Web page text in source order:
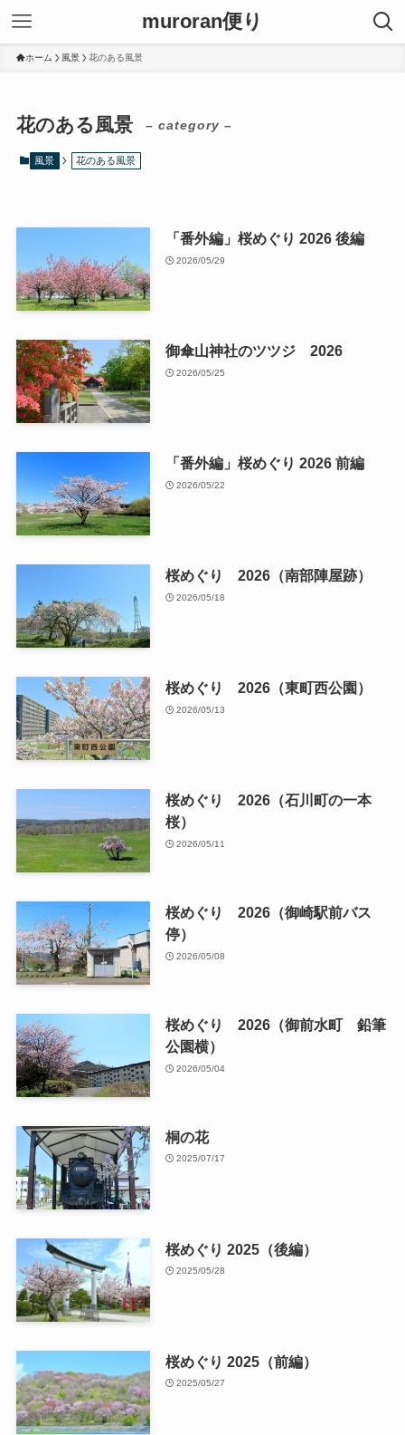
muroran便り
ホーム 風景 花のある風景
花のある風景 – category –
風景 花のある風景
「番外編」桜めぐり 2026 後編
2026/05/29
御傘山神社のツツジ 2026
2026/05/25
「番外編」桜めぐり 2026 前編
2026/05/22
桜めぐり 2026（南部陣屋跡）
2026/05/18
桜めぐり 2026（東町西公園）
2026/05/13
桜めぐり 2026（石川町の一本
桜）
2026/05/11
桜めぐり 2026（御崎駅前バス
停）
2026/05/08
桜めぐり 2026（御前水町 鉛筆
公園横）
2026/05/04
桐の花
2025/07/17
桜めぐり 2025（後編）
2025/05/28
桜めぐり 2025（前編）
2025/05/27